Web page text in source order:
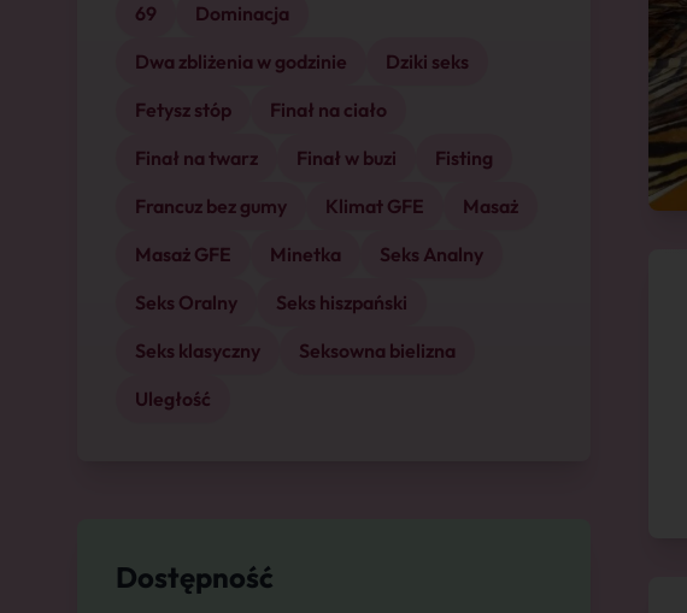
69
Dominacja
Dwa zbliżenia w godzinie
Dziki seks
Fetysz stóp
Finał na ciało
Finał na twarz
Finał w buzi
Fisting
Francuz bez gumy
Klimat GFE
Masaż
Masaż GFE
Minetka
Seks Analny
Seks Oralny
Seks hiszpański
Seks klasyczny
Seksowna bielizna
Uległość
Dostępność